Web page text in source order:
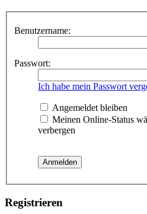
Benutzername:
Passwort:
Ich habe mein Passwort
Angemeldet bleiben
Meinen Online-Status
verbergen
Registrieren